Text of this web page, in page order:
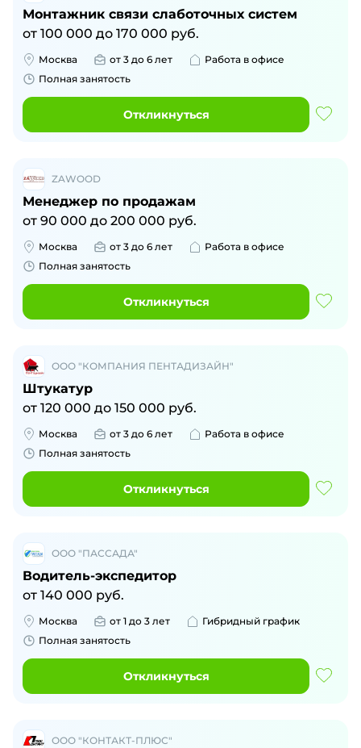
Монтажник связи слаботочных систем
от 100 000 до 170 000 руб.
Москва от 3 до 6 лет
Работа в офисе
Полная занятость
Откликнуться
ZAWOOD
Менеджер по продажам
от 90 000 до 200 000 руб.
Москва от 3 до 6 лет
Работа в офисе
Полная занятость
Откликнуться
ООО "КОМПАНИЯ ПЕНТАДИЗАЙН"
Штукатур
от 120 000 до 150 000 руб.
Москва от 3 до 6 лет
Работа в офисе
Полная занятость
Откликнуться
ООО "ПАССАДА"
Водитель-экспедитор
от 140 000 руб.
Москва от 1 до 3 лет
Гибридный график
Полная занятость
Откликнуться
ООО "КОНТАКТ-ПЛЮС"